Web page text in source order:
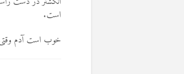
است.
خوب است آدم وقتی